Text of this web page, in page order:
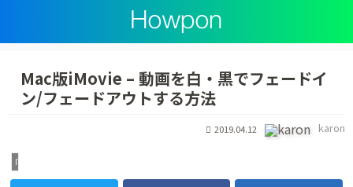
Mac版iMovie – 動画を白・黒でフェードイ
ン/フェードアウトする方法
karon
2019.04.12
IT・デジタル